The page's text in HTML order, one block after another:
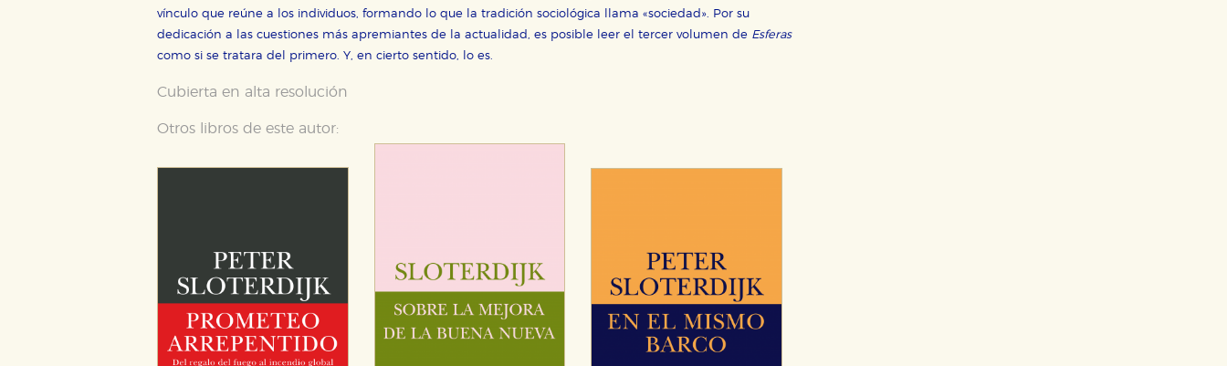
vínculo que reúne a los individuos, formando lo que la tradición sociológica llama «sociedad». Por su
dedicación a las cuestiones más apremiantes de la actualidad, es posible leer el tercer volumen de Esferas
como si se tratara del primero. Y, en cierto sentido, lo es.
Cubierta en alta resolución
Otros libros de este autor: